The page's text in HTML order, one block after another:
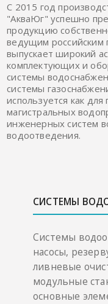
С 2015 год
"АкваЮг" успешно
продукцию
ведущим российским
выпускает широкий
комплектующих и
системы
системы
используется как
магистральных
инженерных систем
водоотведения.
СИСТЕМЫ
Системы
насосы,
ливневые
модульные
основные